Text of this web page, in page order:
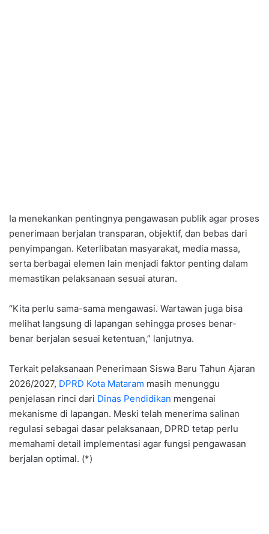
Ia menekankan pentingnya pengawasan publik agar proses
penerimaan berjalan transparan, objektif, dan bebas dari
penyimpangan. Keterlibatan masyarakat, media massa,
serta berbagai elemen lain menjadi faktor penting dalam
memastikan pelaksanaan sesuai aturan.
“Kita perlu sama-sama mengawasi. Wartawan juga bisa
melihat langsung di lapangan sehingga proses benar-
benar berjalan sesuai ketentuan,” lanjutnya.
Terkait pelaksanaan Penerimaan Siswa Baru Tahun Ajaran
2026/2027, DPRD Kota Mataram masih menunggu
penjelasan rinci dari Dinas Pendidikan mengenai
mekanisme di lapangan. Meski telah menerima salinan
regulasi sebagai dasar pelaksanaan, DPRD tetap perlu
memahami detail implementasi agar fungsi pengawasan
berjalan optimal. (*)